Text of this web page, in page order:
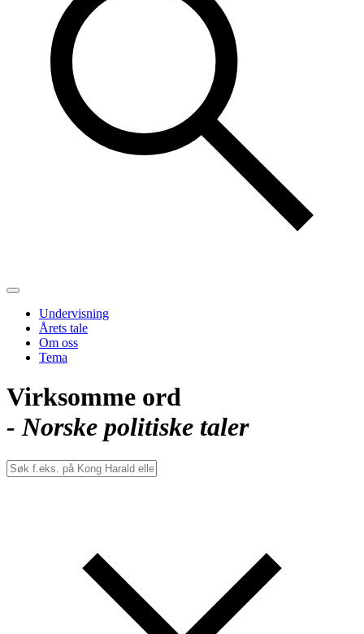
Undervisning
Årets tale
Om oss
Tema
Virksomme ord
- Norske politiske taler